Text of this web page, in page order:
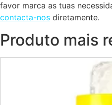
favor marca as tuas
contacta-nos diretamente.
Produto mais